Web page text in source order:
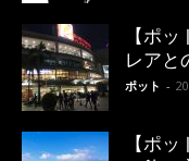
【ポ
レアと
ポット -
【ポ